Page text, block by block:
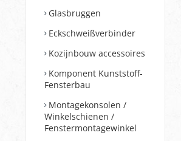
Glasbruggen
Eckschweißverbinder
Kozijnbouw accessoires
Komponent Kunststoff-
Fensterbau
Montagekonsolen /
Winkelschienen /
Fenstermontagewinkel